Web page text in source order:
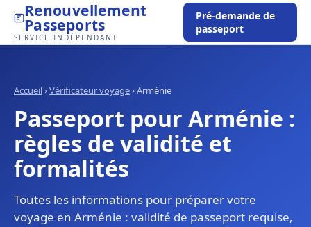
Renouvellement
Passeports
SERVICE INDÉPENDANT
Pré-demande de
passeport
Accueil›Vérificateur voyage›Arménie
Passeport pour Arménie :
règles de validité et
formalités
Toutes les informations pour préparer votre
voyage en Arménie : validité de passeport requise,